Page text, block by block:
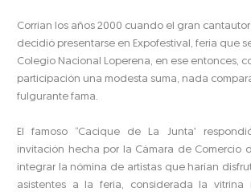
Corrían los años 2000 cuando el gran cantautor
decidió presentarse en Expofestival, feria que
Colegio Nacional Loperena, en ese entonces,
participación una modesta suma, nada
fulgurante fama.
El famoso “Cacique de La Junta’
invitación hecha por la Cámara de Comercio
integrar la nómina de artistas que harían
asistentes a la feria, considerada la vitrina